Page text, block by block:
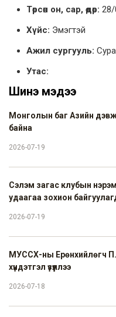
Төрсөн он, сар, өдөр: 28/
Хүйс: Эмэгтэй
Ажил сургууль:
Утас:
Шинэ мэдээ
Монголын баг Азийн
байна
2026-07-19
Сэлэм загас клубын
удаагаа зохион
2026-07-19
МУССХ-ны Ерөнхийлөгч
хүндэтгэл үзүүллээ
2026-07-18